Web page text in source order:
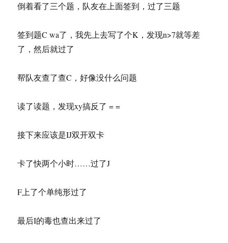
倒着看了三个题，队友在上面签到，过了三题
签到题C wa了，我先上去写了个K，发现n>7就等差
了，然后就过了
帮队友查了查C，好像没什么问题
读了读题，发现xy搞反了 = =
接下来应该是IJ双开双卡
卡了快两个小时……过了J
F上了个单纯形过了
最后I的毒也查出来过了